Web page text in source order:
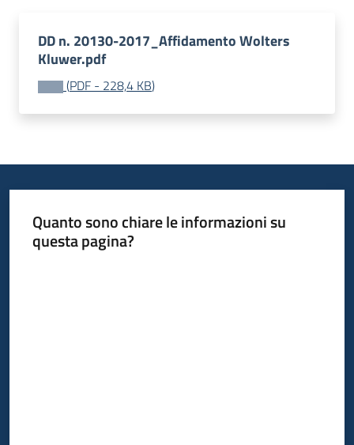
DD n. 20130-2017_Affidamento Wolters
Kluwer.pdf
(PDF - 228,4 KB)
Quanto sono chiare le informazioni su
questa pagina?